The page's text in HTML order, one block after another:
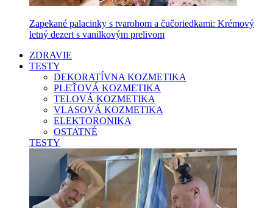
Zapekané palacinky s tvarohom a čučoriedkami: Krémový
letný dezert s vanilkovým prelivom
ZDRAVIE
TESTY
DEKORATÍVNA KOZMETIKA
PLEŤOVÁ KOZMETIKA
TELOVÁ KOZMETIKA
VLASOVÁ KOZMETIKA
ELEKTORONIKA
OSTATNÉ
TESTY